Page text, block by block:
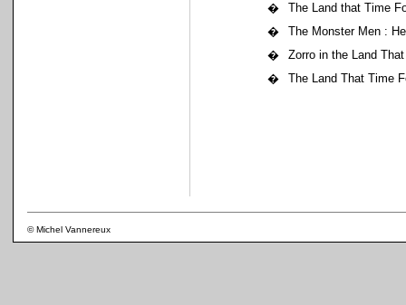
�
The Land that Time
�
The Monster Men :
�
Zorro in the Land
�
The Land That Time
© Michel Vannereux